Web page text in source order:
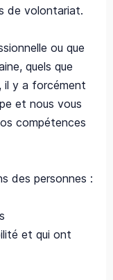
de volontariat.
ou que
quels que
y a forcément
et nous vous
compétences
des personnes :
et qui ont